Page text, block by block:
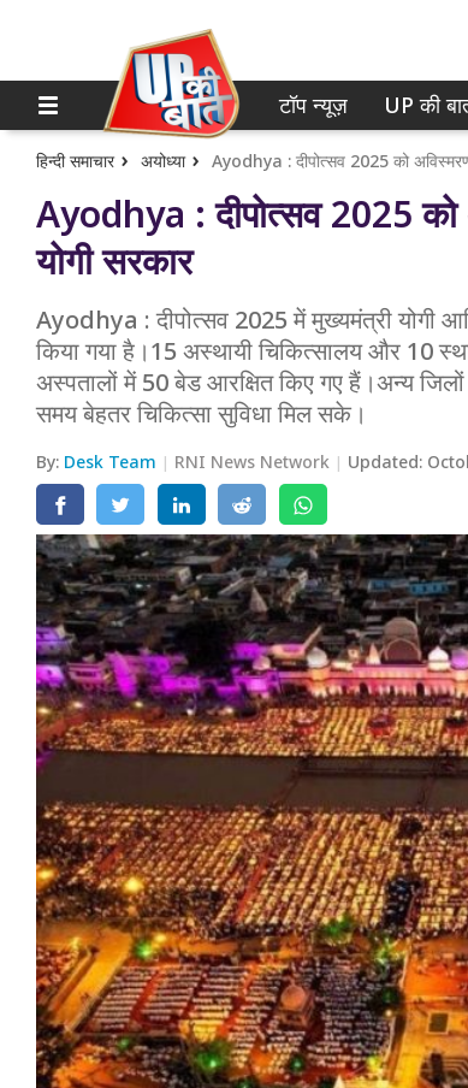
होम
टॉप न्यूज़
UP की बात
राजनीति
क्राइम
शिक्षा
टॉप न्यूज़ UP की
हिन्दी समाचार अयोध्या Ayodhya : दीपोत्सव 2025 को
Ayodhya : दीपोत्सव 2025 को
योगी सरकार
Ayodhya : दीपोत्सव 2025 में मुख्यमंत्री योगी
किया गया है।15 अस्थायी चिकित्सालय और 10
अस्पतालों में 50 बेड आरक्षित किए गए हैं।अन्य जिलों
समय बेहतर चिकित्सा सुविधा मिल सके।
By: Desk Team RNI News Network Updated:
नोएडा
गाजियाबाद
लखनऊ
कानपुर
वाराणसी
अयोध्या
अलीगढ़
मथुरा
मेरठ
मुरादाबाद
गोरखपुर
प्रयागराज